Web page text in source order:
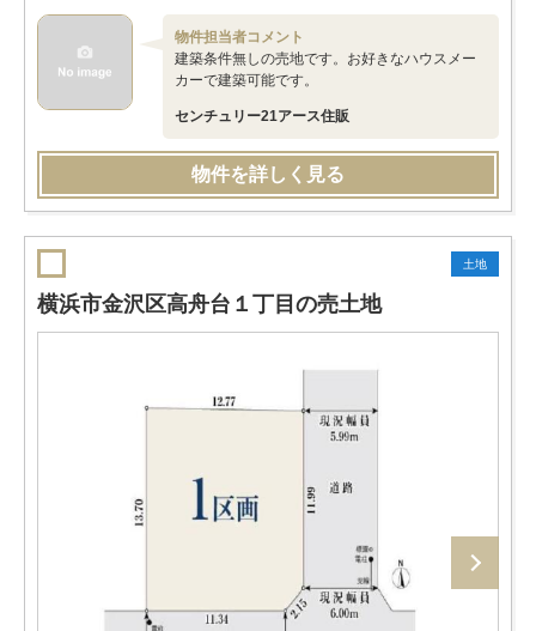
物件担当者コメント
建築条件無しの売地です。お好きなハウスメー
カーで建築可能です。
センチュリー21アース住販
物件を詳しく見る
土地
横浜市金沢区高舟台１丁目の売土地